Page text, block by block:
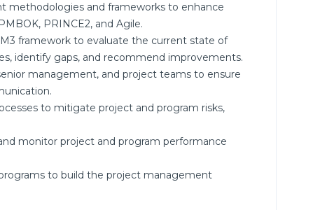
methodologies and frameworks to enhance
PRINCE2, and Agile.
framework to evaluate the current state of
identify gaps, and recommend improvements.
management, and project teams to ensure
to mitigate project and program risks,
monitor project and program performance
to build the project management